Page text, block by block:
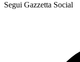
Segui Gazzetta Social